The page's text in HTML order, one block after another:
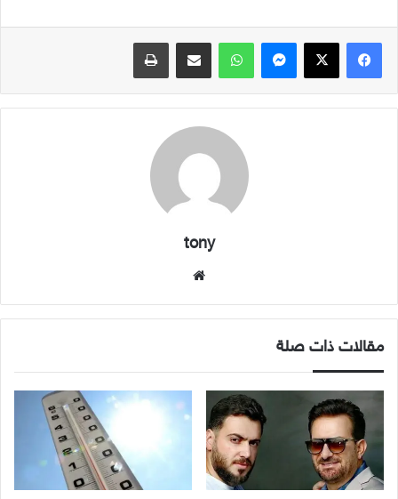
فيسبوك X ماسنجر واتساب مشاركة عبر البريد طباعة
tony
مقالات ذات صلة